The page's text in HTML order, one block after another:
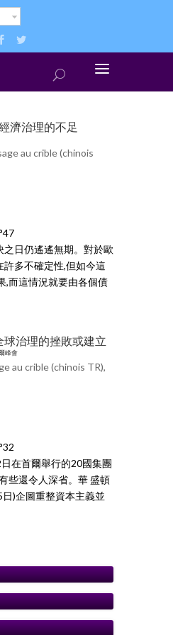
濟治理的不足
au crible (chinois
之日仍遙遙無期。對於歐
許多不確定性,但如今這
,而這情況就要由各個債
球治理的挫敗或建立
峰會
au crible (chinois TR),
在首爾舉行的20國集團
些還令人深省。華 盛頓
)企圖重整資本主義並